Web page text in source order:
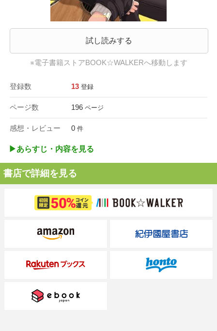
試し読みする
※電子書籍ストアBOOK☆WALKERへ移動します
登録数 13 登録
ページ数 196 ページ
感想・レビュー 0 件
▶︎あらすじ・内容を見る
書店で詳細を見る